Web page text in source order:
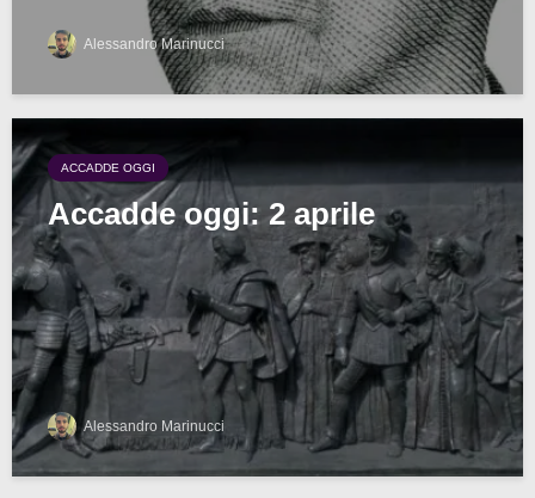
Alessandro Marinucci
ACCADDE OGGI
Accadde oggi: 2 aprile
Alessandro Marinucci